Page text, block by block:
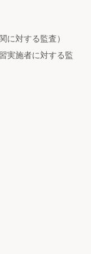
対する監査）
実施者に対する監